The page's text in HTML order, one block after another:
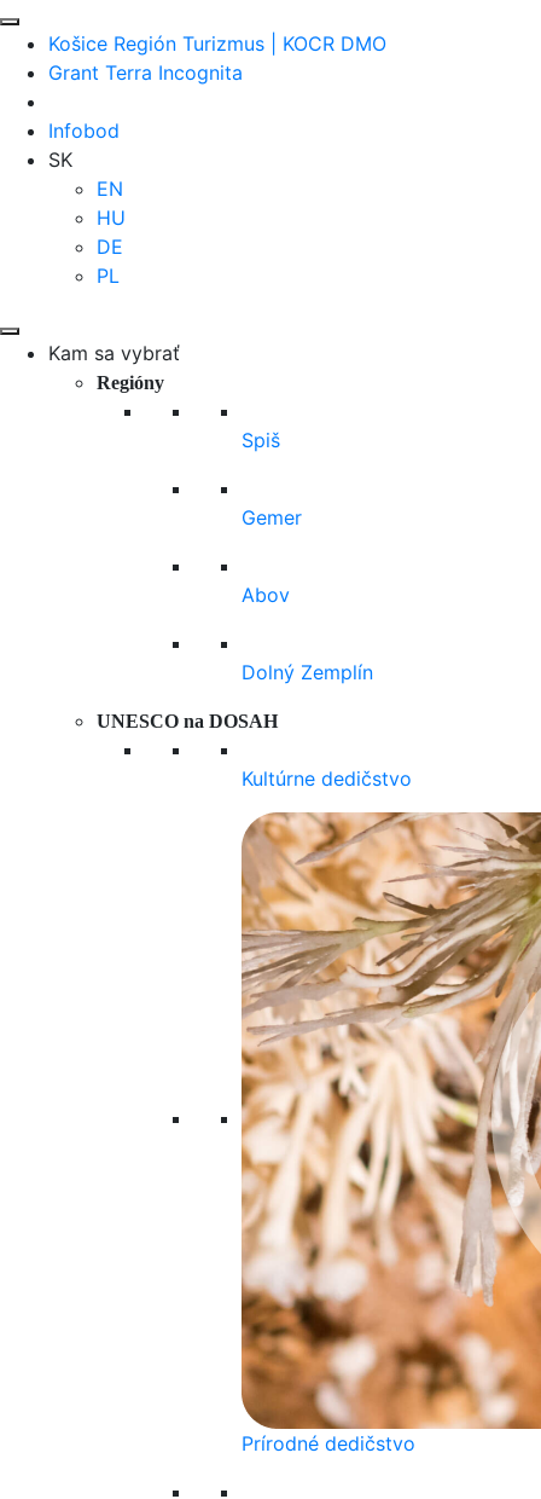
Košice Región Turizmus | KOCR DMO
Grant Terra Incognita
Infobod
SK
EN
HU
DE
PL
Kam sa vybrať
Regióny
Spiš
Gemer
Abov
Dolný Zemplín
UNESCO na DOSAH
Kultúrne dedičstvo
Prírodné dedičstvo